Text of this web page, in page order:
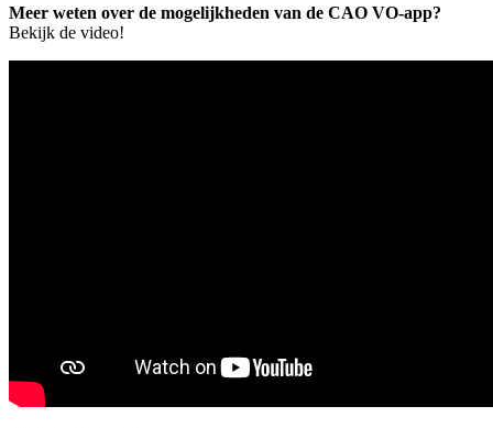
Meer weten over de mogelijkheden van de CAO VO-app?
Bekijk de video!